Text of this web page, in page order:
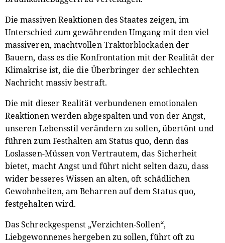
Die massiven Reaktionen des Staates zeigen, im
Unterschied zum gewährenden Umgang mit den viel
massiveren, machtvollen Traktorblockaden der
Bauern, dass es die Konfrontation mit der Realität der
Klimakrise ist, die die Überbringer der schlechten
Nachricht massiv bestraft.
Die mit dieser Realität verbundenen emotionalen
Reaktionen werden abgespalten und von der Angst,
unseren Lebensstil verändern zu sollen, übertönt und
führen zum Festhalten am Status quo, denn das
Loslassen-Müssen von Vertrautem, das Sicherheit
bietet, macht Angst und führt nicht selten dazu, dass
wider besseres Wissen an alten, oft schädlichen
Gewohnheiten, am Beharren auf dem Status quo,
festgehalten wird.
Das Schreckgespenst „Verzichten-Sollen“,
Liebgewonnenes hergeben zu sollen, führt oft zu